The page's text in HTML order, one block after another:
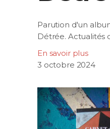
Parution d'un
Détrée. Actualités
En savoir plus
3 octobre 2024